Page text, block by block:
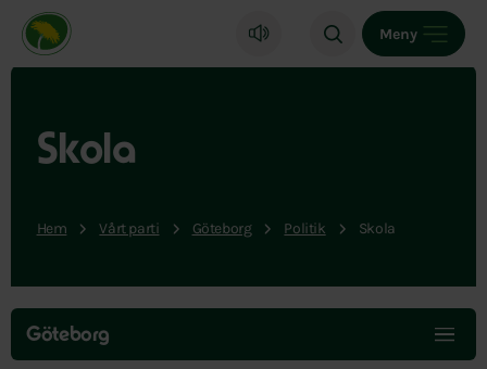
Miljöpartiet de gröna, startsida
Meny
Skola
Hem Vårt parti Göteborg Politik Skola
Hoppa
över
menyn
Göteborg